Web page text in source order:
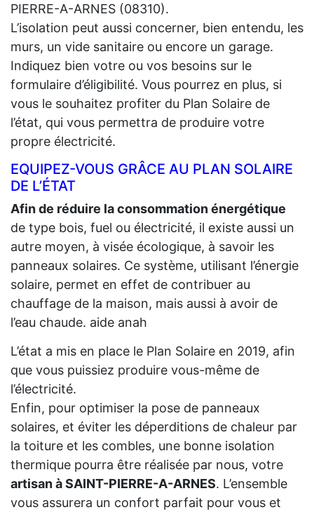
PIERRE-A-ARNES (08310).
L’isolation peut aussi concerner, bien entendu, les
murs, un vide sanitaire ou encore un garage.
Indiquez bien votre ou vos besoins sur le
formulaire d’éligibilité. Vous pourrez en plus, si
vous le souhaitez profiter du Plan Solaire de
l’état, qui vous permettra de produire votre
propre électricité.
EQUIPEZ-VOUS GRÂCE AU PLAN SOLAIRE
DE L’ÉTAT
Afin de réduire la consommation énergétique
de type bois, fuel ou électricité, il existe aussi un
autre moyen, à visée écologique, à savoir les
panneaux solaires. Ce système, utilisant l’énergie
solaire, permet en effet de contribuer au
chauffage de la maison, mais aussi à avoir de
l’eau chaude. aide anah
L’état a mis en place le Plan Solaire en 2019, afin
que vous puissiez produire vous-même de
l’électricité.
Enfin, pour optimiser la pose de panneaux
solaires, et éviter les déperditions de chaleur par
la toiture et les combles, une bonne isolation
thermique pourra être réalisée par nous, votre
artisan à SAINT-PIERRE-A-ARNES. L’ensemble
vous assurera un confort parfait pour vous et